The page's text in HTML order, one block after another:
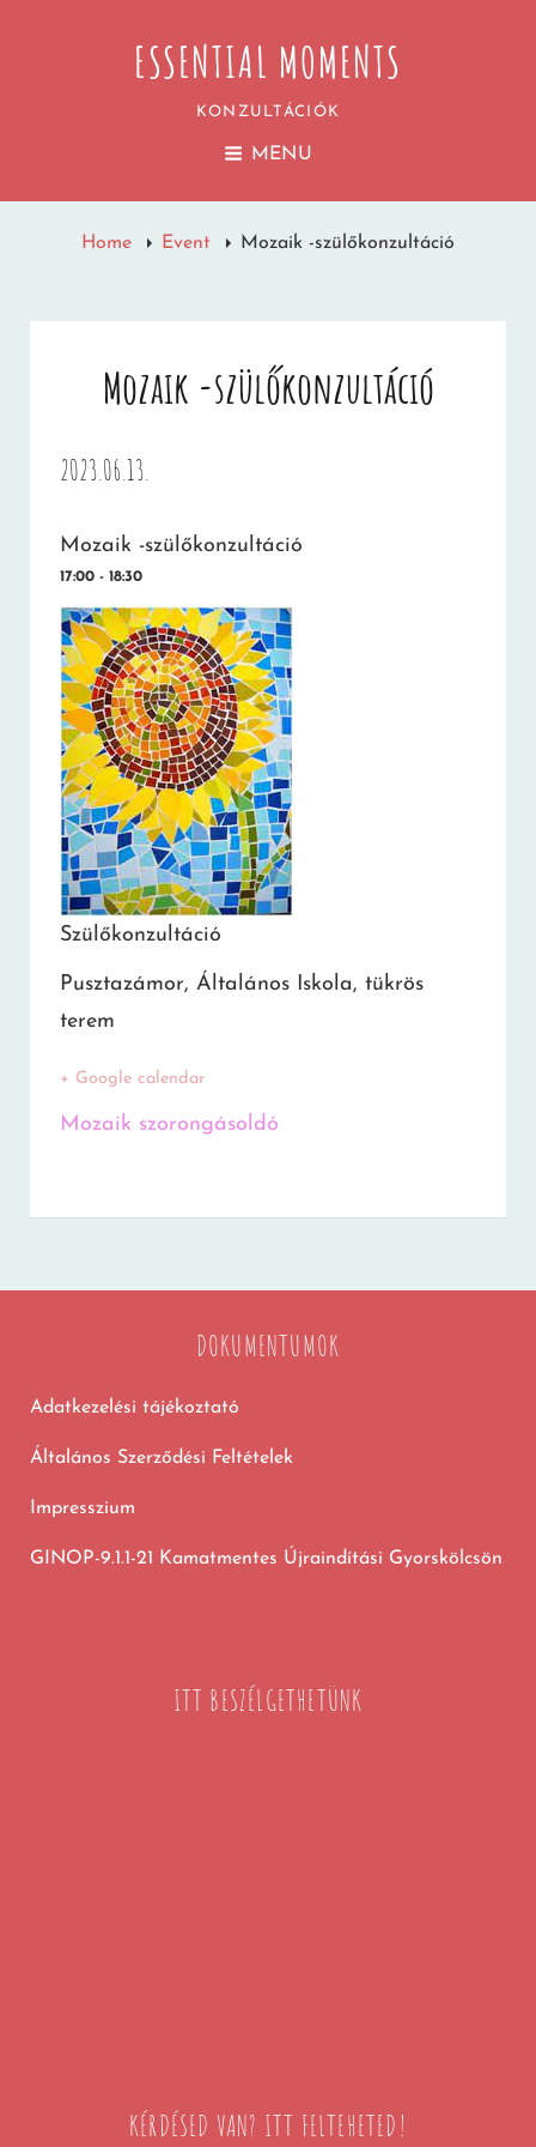
ESSENTIAL MOMENTS
KONZULTÁCIÓK
MENU
Home Event Mozaik -szülőkonzultáció
Mozaik -szülőkonzultáció
2023.06.13.
Mozaik -szülőkonzultáció
17:00 - 18:30
Szülőkonzultáció
Pusztazámor, Általános Iskola, tükrös
terem
+ Google calendar
Mozaik szorongásoldó
DOKUMENTUMOK
Adatkezelési tájékoztató
Általános Szerződési Feltételek
Impresszium
GINOP-9.1.1-21 Kamatmentes Újraindítási Gyorskölcsön
ITT BESZÉLGETHETÜNK
KÉRDÉSED VAN? ITT FELTEHETED!